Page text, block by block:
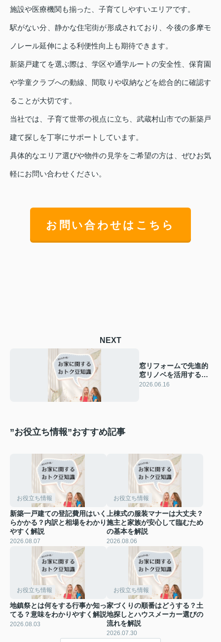
施設や医療機関も揃った、子育てしやすいエリアです。
駅がない分、静かな住宅街が形成されており、今後の多摩モ
ノレール延伸による利便性向上も期待できます。
新築戸建てを選ぶ際は、学区や通学ルートの安全性、保育園
や学童クラブへの動線、間取りや収納などを総合的に確認す
ることが大切です。
当社では、子育て世帯の視点に立ち、武蔵村山市での新築戸
建て探しを丁寧にサポートしています。
具体的なエリア選びや物件の見学をご希望の方は、ぜひお気
軽にお問い合わせください。
お問い合わせはこちら
NEXT
窓リフォームで先進的
窓リノベを活用する？
補助金で省エネ断熱リ
2026.06.16
”お役立ち情報”おすすめ記事
お役立ち情報
新築一戸建ての登記費用はいく
らかかる？内訳と相場をわかり
やすく解説
2026.08.07
お役立ち情報
上棟式の服装マナーは大丈夫？
施主と家族が安心して臨むため
の基本を解説
2026.08.06
お役立ち情報
地鎮祭とは何をする行事か知っ
てる？意味をわかりやすく解説
2026.08.03
お役立ち情報
家づくりの順番はどうする？土
地探しとハウスメーカー選びの
流れを解説
2026.07.30